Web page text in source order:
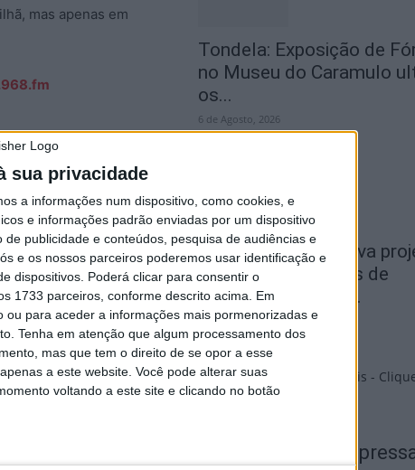
sua privacidade
a informações num dispositivo, como cookies, e
e informações padrão enviadas por um dispositivo
publicidade e conteúdos, pesquisa de audiências e
e os nossos parceiros poderemos usar identificação e
dispositivos. Poderá clicar para consentir o
1733 parceiros, conforme descrito acima. Em
para aceder a informações mais pormenorizadas e
Tenha em atenção que algum processamento dos
mas que tem o direito de se opor a esse
a este website. Você pode alterar suas
voltando a este site e clicando no botão
mas apenas em
Primark Viseu
Próximo artigo
uma época no Viseu
Tondela: Exposição de
no Museu do Caramulo
os...
6 de Agosto, 2026
Viseu: Câmara aprova
instalar 54 câmaras de
videovigilância em...
6 de Agosto, 2026
Edições